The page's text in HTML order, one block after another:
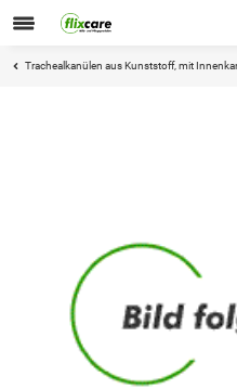
Trachealkanülen aus Kunststoff, mit